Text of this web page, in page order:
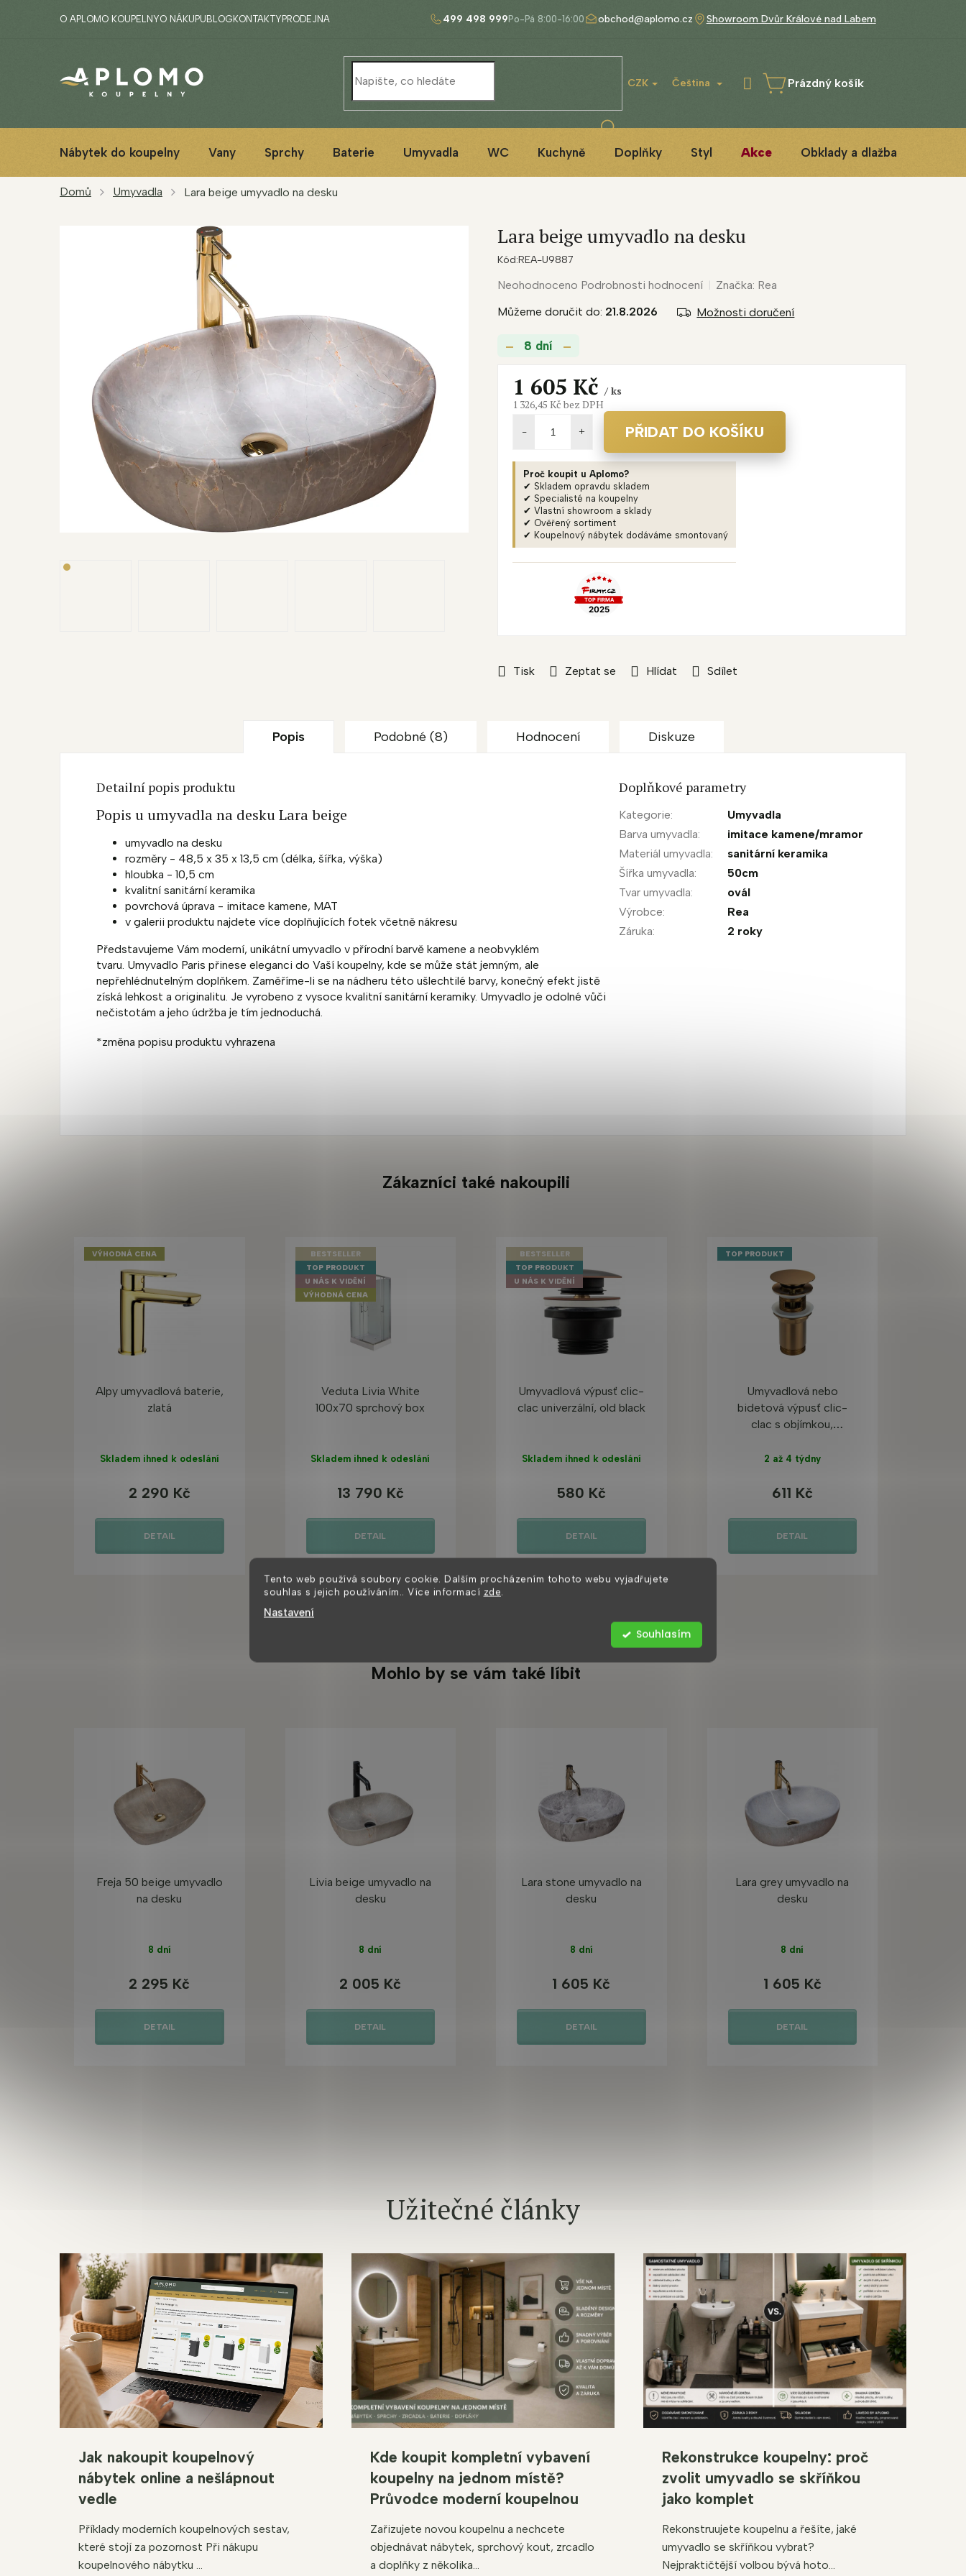
Tento web používá soubory cookie. Dalším procházením tohoto webu vyjadřujete
souhlas s jejich používáním.. Více informací zde.
Nastavení
Souhlasím
499 498 999 obchod@aplomo.cz Showroom Dvůr Králové nad Labem
O APLOMO KOUPELNYO NÁKUPU BLOG KONTAKTY PRODEJNA
CZK Čeština
NÁKUPNÍ
Prázdný košík
Nábytek do koupelny Vany Sprchy Baterie Umyvadla WC Kuchyně Doplňky Styl Akce Obklady a dlažba
Domů Umyvadla Lara beige umyvadlo na desku
8 dní
Můžeme doručit do: 21.8.2026 Možnosti doručení
Tisk Zeptat se Hlídat Sdílet
Lara beige umyvadlo na desku
Kód:REA-U9887
Průměrné
produktu
0,0
hvězdiček.
Neohodnoceno Podrobnosti hodnocení Značka: Rea
1 605 Kč/ ks
1 326,45 Kč bez DPH
PŘIDAT DO KOŠÍKU
Proč koupit u Aplomo?
✔ Skladem opravdu skladem
✔ Specialisté na koupelny
✔ Vlastní showroom a sklady
✔ Ověřený sortiment
✔ Koupelnový nábytek dodáváme smontovaný
Popis Podobné (8) Hodnocení Diskuze
Detailní popis produktu
Popis u umyvadla na desku Lara beige
umyvadlo na desku
rozměry - 48,5 x 35 x 13,5 cm (délka, šířka, výška)
hloubka - 10,5 cm
kvalitní sanitární keramika
povrchová úprava - imitace kamene, MAT
v galerii produktu najdete více doplňujících fotek včetně nákresu
Představujeme Vám moderní, unikátní umyvadlo v přírodní barvě kamene a neobvyklém
tvaru. Umyvadlo Paris přinese eleganci do Vaší koupelny, kde se může stát jemným, ale
nepřehlédnutelným doplňkem. Zaměříme-li se na nádheru této ušlechtilé barvy, konečný efekt jistě
získá lehkost a originalitu. Je vyrobeno z vysoce kvalitní sanitární keramiky. Umyvadlo je odolné vůči
nečistotám a jeho údržba je tím jednoduchá.
*změna popisu produktu vyhrazena
Doplňkové parametry
Kategorie:
Umyvadla
Barva umyvadla:
imitace kamene/mramor
Materiál umyvadla:
sanitární keramika
Šířka umyvadla:
50cm
Tvar umyvadla:
ovál
Výrobce:
Rea
Záruka: 2 roky
Zákazníci také nakoupili
VÝHODNÁ CENA
Alpy umyvadlová baterie,
zlatá
Skladem ihned k odeslání
2 290 Kč
DETAIL
BESTSELLER
TOP PRODUKT
U NÁS K VIDĚNÍ
VÝHODNÁ CENA
Veduta Livia White
100x70 sprchový box
Skladem ihned k odeslání
13 790 Kč
DETAIL
BESTSELLER
TOP PRODUKT
U NÁS K VIDĚNÍ
Umyvadlová výpusť clic-
clac univerzální, old black
Skladem ihned k odeslání
580 Kč
DETAIL
TOP PRODUKT
Umyvadlová nebo
bidetová výpusť clic-
clac s objímkou,
2 až 4 týdny
611 Kč
DETAIL
Mohlo by se vám také líbit
Freja 50 beige umyvadlo
na desku
8 dní
2 295 Kč
DETAIL
Livia beige umyvadlo na
desku
8 dní
2 005 Kč
DETAIL
Lara stone umyvadlo na
desku
8 dní
1 605 Kč
DETAIL
Lara grey umyvadlo na
desku
8 dní
1 605 Kč
DETAIL
Užitečné články
Jak nakoupit koupelnový
nábytek online a nešlápnout
vedle
Příklady moderních koupelnových sestav,
které stojí za pozornost Při nákupu
koupelnového nábytku ...
Kde koupit kompletní vybavení
koupelny na jednom místě?
Průvodce moderní koupelnou
Zařizujete novou koupelnu a nechcete
objednávat nábytek, sprchový kout, zrcadlo
a doplňky z několika...
Rekonstrukce koupelny: proč
zvolit umyvadlo se skříňkou
jako komplet
Rekonstruujete koupelnu a řešíte, jaké
umyvadlo se skříňkou vybrat?
Nejpraktičtější volbou bývá hoto...